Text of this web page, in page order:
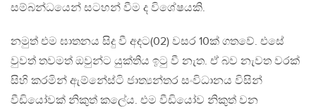
සම්බන්ධයෙන් සටහන් වීම ද විශේෂයකි.
නමුත් එම ඝාතනය සිදු වී අදට(02) වසර 10ක් ගතවේ. එසේ
වුවත් තවමත් ඔවුන්ට යුක්තිය ඉටු වී නැත. ඒ බව නැවත වරක්
සිහි කරමින් ඇම්නේස්ටි ජාත්‍යන්තර සංවිධානය විසින්
වීඩියෝවක් නිකුත් කලේය. එම වීඩියෝව නිකුත් වන